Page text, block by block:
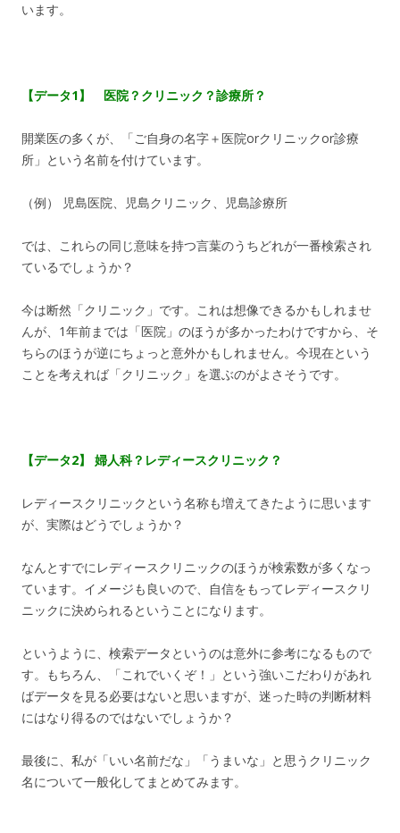
います。
【データ1】 医院？クリニック？診療所？
開業医の多くが、「ご自身の名字＋医院orクリニックor診療
所」という名前を付けています。
（例） 児島医院、児島クリニック、児島診療所
では、これらの同じ意味を持つ言葉のうちどれが一番検索され
ているでしょうか？
今は断然「クリニック」です。これは想像できるかもしれませ
んが、1年前までは「医院」のほうが多かったわけですから、そ
ちらのほうが逆にちょっと意外かもしれません。今現在という
ことを考えれば「クリニック」を選ぶのがよさそうです。
【データ2】 婦人科？レディースクリニック？
レディースクリニックという名称も増えてきたように思います
が、実際はどうでしょうか？
なんとすでにレディースクリニックのほうが検索数が多くなっ
ています。イメージも良いので、自信をもってレディースクリ
ニックに決められるということになります。
というように、検索データというのは意外に参考になるもので
す。もちろん、「これでいくぞ！」という強いこだわりがあれ
ばデータを見る必要はないと思いますが、迷った時の判断材料
にはなり得るのではないでしょうか？
最後に、私が「いい名前だな」「うまいな」と思うクリニック
名について一般化してまとめてみます。